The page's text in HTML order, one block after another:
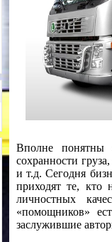
Вполне понятны
сохранности
и т.д. Сегодня
приходят те, кто
личностных
«помощников»
заслужившие